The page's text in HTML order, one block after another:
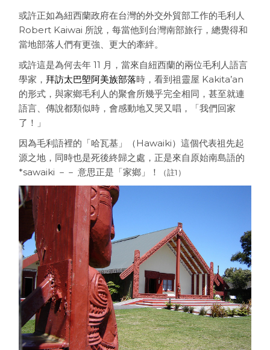
或許正如為紐西蘭政府在台灣的外交外貿部工作的毛利人
Robert Kaiwai 所說，每當他到台灣南部旅行，總覺得和
當地部落人們有更強、更大的牽絆。
或許這是為何去年 11 月，當來自紐西蘭的兩位毛利人語言
學家， 拜訪太巴塱阿美族部落時，看到祖靈屋 Kakita’an
的形式，與家鄉毛利人的聚會所幾乎完全相同，甚至就連
語言、傳說都類似時，會感動地又哭又唱，「我們回家
了！」
因為毛利語裡的「哈瓦基」（Hawaiki）這個代表祖先起
源之地，同時也是死後終歸之處，正是來自原始南島語的
*sawaiki －－ 意思正是「家鄉」！
（註1）